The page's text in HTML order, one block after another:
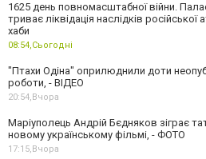
1625 день повномасштабної війни.
триває ліквідація наслідків російської
хаби
08:54,Сьогодні
"Птахи Одіна" оприлюднили доти
роботи, - ВІДЕО
20:54,Вчора
Маріуполець Андрій Бєдняков зіграє
новому українському фільмі, - ФОТО
17:15,Вчора